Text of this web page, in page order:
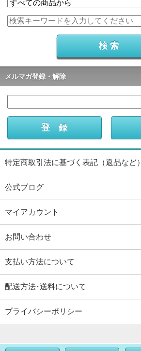
メルマガ登録・解除
特定商取引法に基づく表記（返品など）
公式ブログ
マイアカウント
お問い合わせ
支払い方法について
配送方法･送料について
プライバシーポリシー